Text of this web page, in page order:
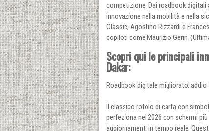
competizione. Dai roadbook digitali
innovazione nella mobilità e nella
Classic, Agostino Rizzardi e
copiloti come Maurizio Gerini
Scopri qui le principali
Dakar:
Roadbook digitale migliorato: addio
Il classico rotolo di carta con
perfeziona nel 2026 con schermi
aggiornamenti in tempo reale.